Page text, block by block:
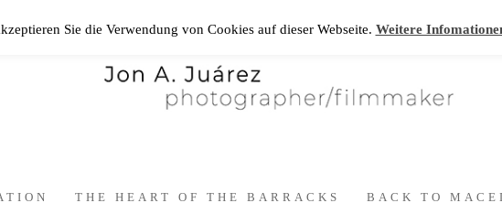
THE HEART OF THE BARRACKS BACK TO
Sie die Verwendung von Cookies auf dieser Webseite. Weitere